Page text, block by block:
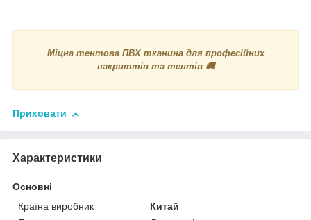
Міцна тентова ПВХ тканина для професійних
накриттів та тентів 🚚
Приховати
Характеристики
Основні
Країна виробник
Китай